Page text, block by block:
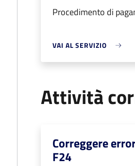
Procedimento di
VAI AL SERVIZIO
Attività
Correggere
F24